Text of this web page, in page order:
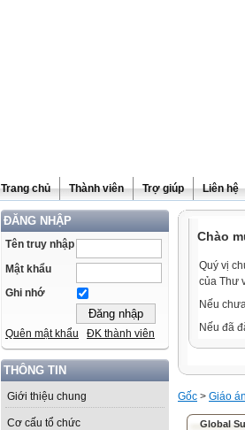
Trang chủ Thành viên Trợ giúp Liên hệ
ĐĂNG NHẬP
Tên truy nhập
Mật khẩu
Ghi nhớ
Quên mật khẩu ĐK thành viên
THÔNG TIN
Giới thiệu chung
Cơ cấu tổ chức
Chào
Quý vị
của Thư
Nếu
Nếu đã
Gốc > Giáo án
Global